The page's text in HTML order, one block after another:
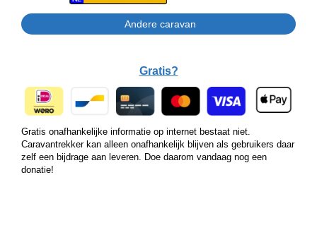
Gratis?
Gratis onafhankelijke informatie op internet bestaat niet.
Caravantrekker kan alleen onafhankelijk blijven als gebruikers daar
zelf een bijdrage aan leveren. Doe daarom vandaag nog een
donatie!